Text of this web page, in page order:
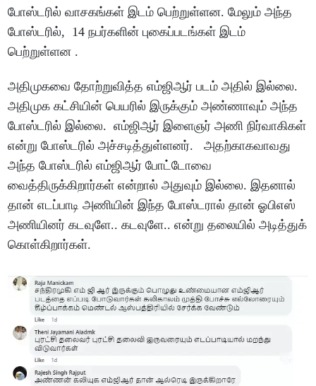
போஸ்டரில் வாசகங்கள் இடம் பெற்றுள்ளன. மேலும் அந்த
போஸ்டரில், 14 நபர்களின் புகைப்படங்கள் இடம்
பெற்றுள்ளன .
அதிமுகவை தோற்றுவித்த எம்ஜிஆர் படம் அதில் இல்லை.
அதிமுக கட்சியின் பெயரில் இருக்கும் அண்ணாவும் அந்த
போஸ்டரில் இல்லை. எம்ஜிஆர் இளைஞர் அணி நிர்வாகிகள்
என்று போஸ்டரில் அச்சடித்துள்ளனர். அதற்காகவாவது
அந்த போஸ்டரில் எம்ஜிஆர் போட்டோவை
வைத்திருக்கிறார்கள் என்றால் அதுவும் இல்லை. இதனால்
தான் எடப்பாடி அணியின் இந்த போஸ்டரால் தான் ஓபிஎஸ்
அணியினர் கடவுளே.. கடவுளே.. என்று தலையில் அடித்துக்
கொள்கிறார்கள்.